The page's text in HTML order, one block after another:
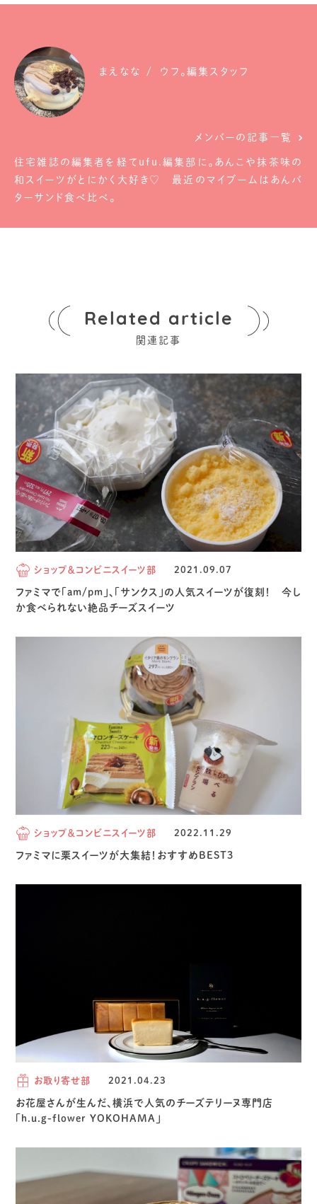
まえなな ウフ。編集スタッフ
メンバーの記事一覧
住宅雑誌の編集者を経てufu.編集部に。あんこや抹茶味の
和スイーツがとにかく大好き♡ 最近のマイブームはあんバ
ターサンド食べ比べ。
Related article
関連記事
ショップ＆コンビニスイーツ部 2021.09.07
ファミマで「am/pm」、「サンクス」の人気スイーツが復刻！ 今し
か食べられない絶品チーズスイーツ
ショップ＆コンビニスイーツ部 2022.11.29
ファミマに栗スイーツが大集結！おすすめBEST3
お取り寄せ部 2021.04.23
お花屋さんが生んだ、横浜で人気のチーズテリーヌ専門店
「h.u.g-flower YOKOHAMA」